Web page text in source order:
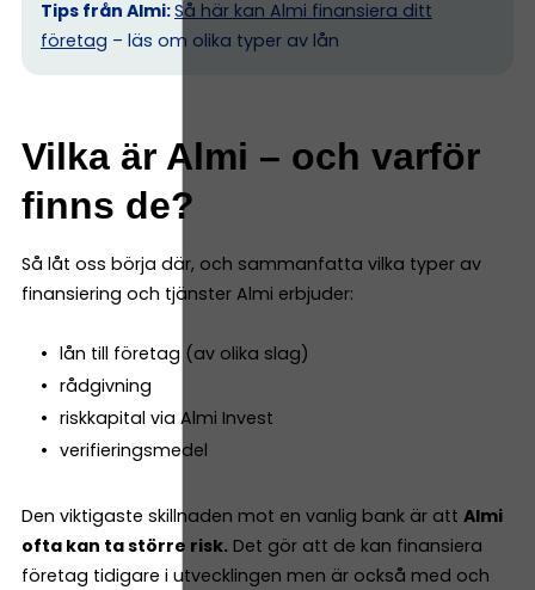
Tips från Almi:Så här kan Almi finansiera ditt
företag – läs om olika typer av lån
Vilka är Almi – och varför
finns de?
Så låt oss börja där, och sammanfatta vilka typer av
finansiering och tjänster Almi erbjuder:
lån till företag (av olika slag)
rådgivning
riskkapital via Almi Invest
verifieringsmedel
Den viktigaste skillnaden mot en vanlig bank är att Almi
ofta kan ta större risk. Det gör att de kan finansiera
företag tidigare i utvecklingen men är också med och